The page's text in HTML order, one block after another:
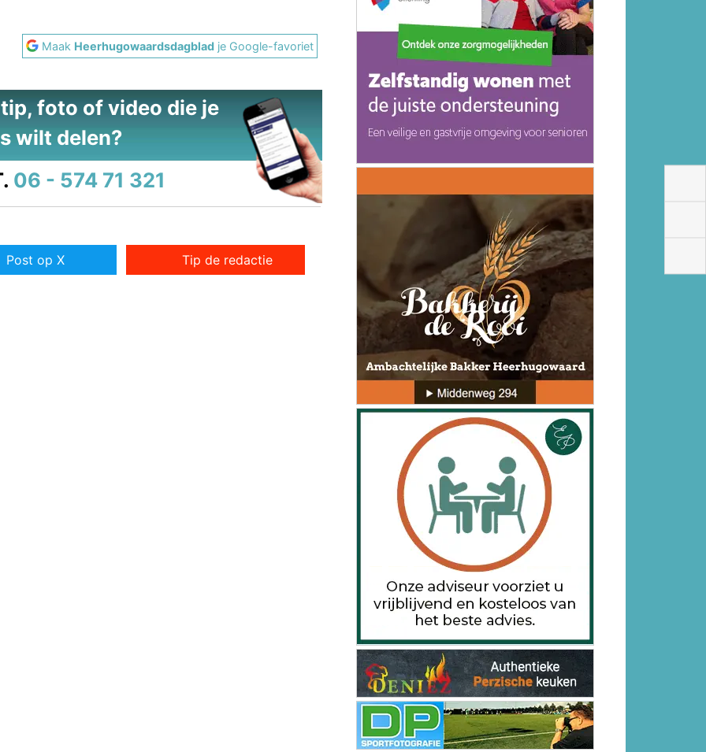
Maak Heerhugowaardsdagblad je Google-favoriet
foto of video die je
wilt delen?
06 - 574 71 321
Post op X Tip de redactie